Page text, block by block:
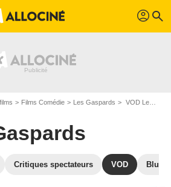
profil search
Films Comédie Les Gaspards VOD Les Gaspards
Critiques spectateurs VOD Blu-